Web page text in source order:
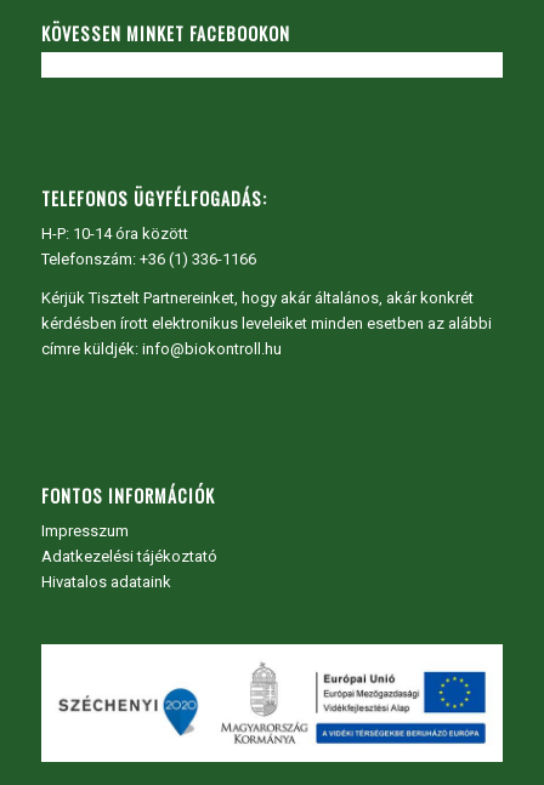
KÖVESSEN MINKET FACEBOOKON
TELEFONOS ÜGYFÉLFOGADÁS:
H-P: 10-14 óra között
Telefonszám: +36 (1) 336-1166
Kérjük Tisztelt Partnereinket, hogy akár általános, akár konkrét
kérdésben írott elektronikus leveleiket minden esetben az alábbi
címre küldjék: info@biokontroll.hu
FONTOS INFORMÁCIÓK
Impresszum
Adatkezelési tájékoztató
Hivatalos adataink